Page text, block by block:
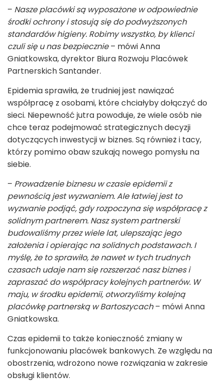
– Nasze placówki są wyposażone w odpowiednie
środki ochrony i stosują się do podwyższonych
standardów higieny. Robimy wszystko, by klienci
czuli się u nas bezpiecznie– mówi Anna
Gniatkowska, dyrektor Biura Rozwoju Placówek
Partnerskich Santander.
Epidemia sprawiła, że trudniej jest nawiązać
współpracę z osobami, które chciałyby dołączyć do
sieci. Niepewność jutra powoduje, że wiele osób nie
chce teraz podejmować strategicznych decyzji
dotyczących inwestycji w biznes. Są również i tacy,
którzy pomimo obaw szukają nowego pomysłu na
siebie.
– Prowadzenie biznesu w czasie epidemii z
pewnością jest wyzwaniem. Ale łatwiej jest to
wyzwanie podjąć, gdy rozpoczyna się współpracę z
solidnym partnerem. Nasz system partnerski
budowaliśmy przez wiele lat, ulepszając jego
założenia i opierając na solidnych podstawach. I
myślę, że to sprawiło, że nawet w tych trudnych
czasach udaje nam się rozszerzać nasz biznes i
zapraszać do współpracy kolejnych partnerów. W
maju, w środku epidemii, otworzyliśmy kolejną
placówkę partnerską w Bartoszycach– mówi Anna
Gniatkowska.
Czas epidemii to także konieczność zmiany w
funkcjonowaniu placówek bankowych. Ze względu na
obostrzenia, wdrożono nowe rozwiązania w zakresie
obsługi klientów.